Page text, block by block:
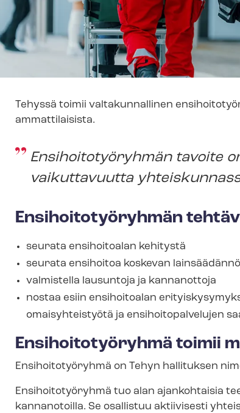
Tehyssä toimii valtakunnallinen
ammattilaisista.
En­si­hoi­to­työ­ryh­män tavoite
vaikuttavuutta
En­si­hoi­to­työ­ryh­män
seurata ensihoitoalan kehitystä
seurata ensihoitoa koskevan
valmistella lausuntoja ja kannanottoja
nostaa esiin ensihoitoalan
omai­syh­teis­työ­tä ja en­si­hoi­to­pal­ve­lu­jen
Ensihoitotyöryhmä toimii
Ensihoitotyöryhmä on Tehyn hallituksen
Ensihoitotyöryhmä tuo alan ajankohtaisia
kannanotoilla. Se osallistuu aktiivisesti